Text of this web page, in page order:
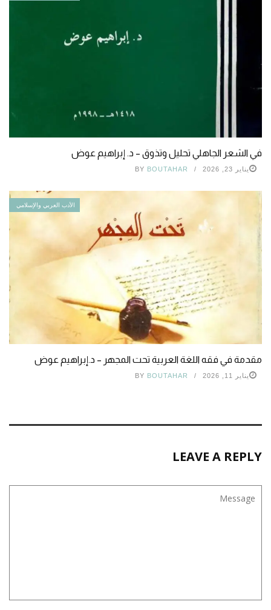
في الشعر الجاهلي تحليل وتذوق – د. إبراهيم عوض
يناير 23, 2026 BY BOUTAHAR
الأدب العربي والإسلامي
مقدمة في فقه اللغة العربية تحت المجهر – د.إبراهيم عوض
يناير 11, 2026 BY BOUTAHAR
LEAVE A REPLY